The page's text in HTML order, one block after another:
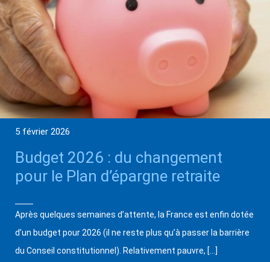
5 février 2026
Budget 2026 : du changement
pour le Plan d’épargne retraite
Après quelques semaines d’attente, la France est enfin dotée
d’un budget pour 2026 (il ne reste plus qu’à passer la barrière
du Conseil constitutionnel). Relativement pauvre, […]